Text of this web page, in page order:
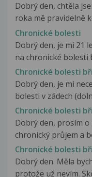
Dobrý den, chtěla
roka mě pravidelně
Chronické bolesti
Dobrý den, je mi 21
na chronické bolesti
Chronické bolesti
Dobrý den, je mi
bolesti v zádech
Chronické bolesti
Dobrý den, prosím
chronický průjem a
Chronické bolesti
Dobrý den. Měla
protože už nevím.